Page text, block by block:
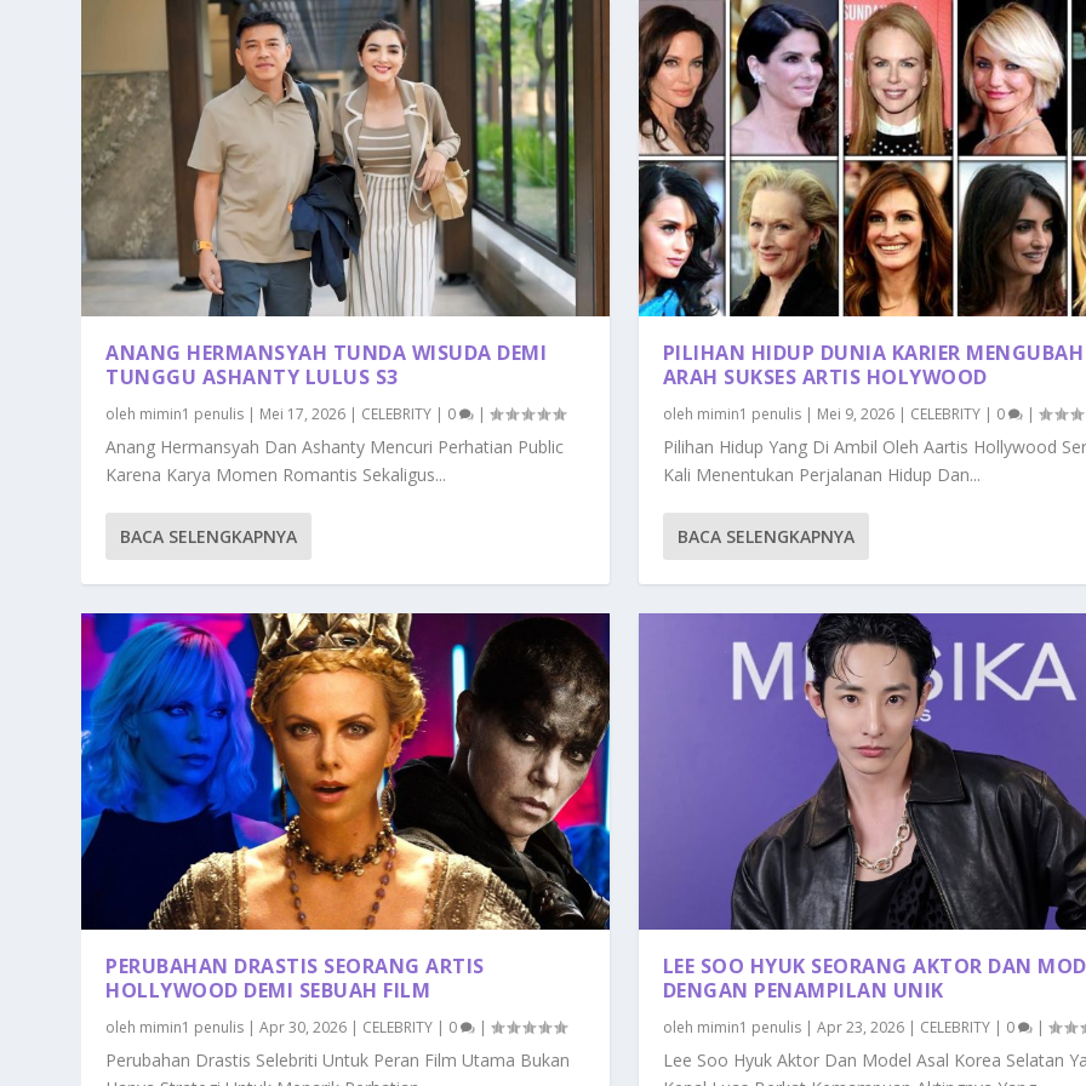
ANANG HERMANSYAH TUNDA WISUDA DEMI
TUNGGU ASHANTY LULUS S3
oleh mimin1 penulis | Mei 17, 2026 | CELEBRITY | 0 |
Anang Hermansyah Dan Ashanty Mencuri Perhatian Public
Karena Karya Momen Romantis Sekaligus...
BACA SELENGKAPNYA
PERUBAHAN DRASTIS SEORANG ARTIS
HOLLYWOOD DEMI SEBUAH FILM
oleh mimin1 penulis |Apr 30, 2026 | CELEBRITY | 0 |
Perubahan Drastis Selebriti Untuk Peran Film Utama Bukan
PILIHAN HIDUP DUNIA KARIER MENGUBAH
ARAH SUKSES ARTIS HOLYWOOD
oleh mimin1 penulis| Mei 9, 2026| CELEBRITY| 0 |
Pilihan Hidup Yang Di Ambil Oleh Aartis Hollywood
Kali Menentukan Perjalanan Hidup Dan...
BACA SELENGKAPNYA
LEE SOO HYUK SEORANG AKTOR DAN
DENGAN PENAMPILAN UNIK
oleh mimin1 penulis| Apr 23, 2026| CELEBRITY| 0 |
Lee Soo Hyuk Aktor Dan Model Asal Korea Selatan